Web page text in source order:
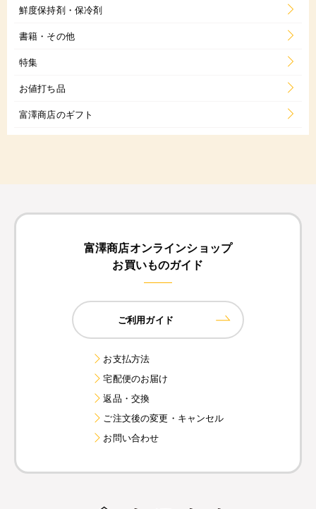
鮮度保持剤・保冷剤
書籍・その他
特集
お値打ち品
富澤商店のギフト
富澤商店オンラインショップ
お買いものガイド
ご利用ガイド
お支払方法
宅配便のお届け
返品・交換
ご注文後の変更・キャンセル
お問い合わせ